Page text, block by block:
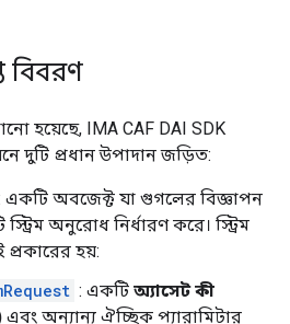
বিবরণ
হয়েছে, IMA CAF DAI SDK
দুটি প্রধান উপাদান জড়িত:
একটি অবজেক্ট যা গুগলের বিজ্ঞাপন
অনুরোধ নির্ধারণ করে। স্ট্রিম
হয়:
: একটি অ্যাসেট কী
এবং অন্যান্য ঐচ্ছিক প্যারামিটার